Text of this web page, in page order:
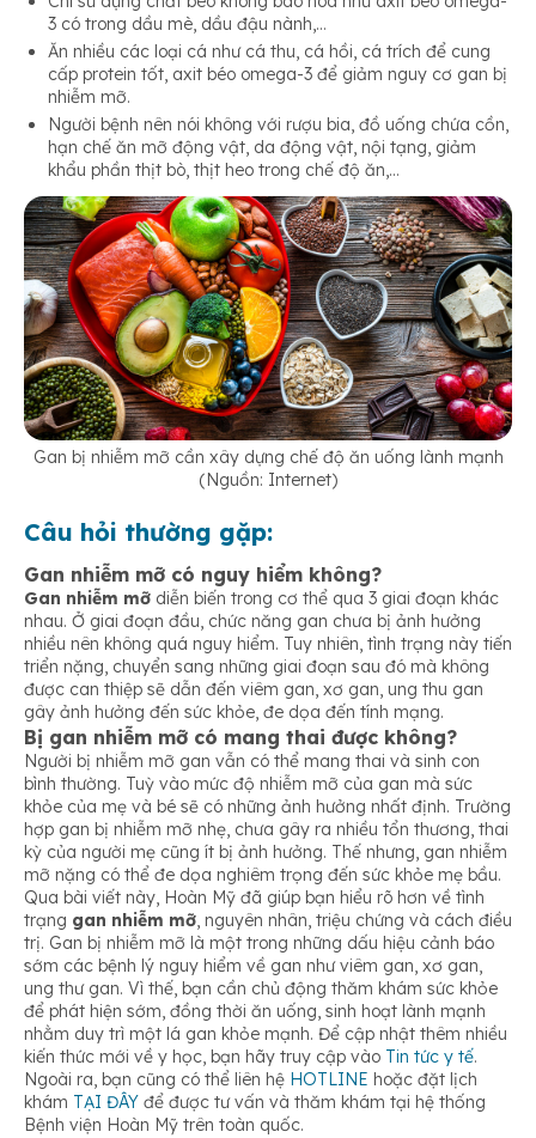
3 có trong dầu mè, dầu đậu nành,…
Ăn nhiều các loại cá như cá thu, cá hồi, cá trích để cung
cấp protein tốt, axit béo omega-3 để giảm nguy cơ gan bị
nhiễm mỡ.
Người bệnh nên nói không với rượu bia, đồ uống chứa cồn,
hạn chế ăn mỡ động vật, da động vật, nội tạng, giảm
khẩu phần thịt bò, thịt heo trong chế độ ăn,…
Gan bị nhiễm mỡ cần xây dựng chế độ ăn uống lành mạnh
(Nguồn: Internet)
Câu hỏi thường gặp:
Gan nhiễm mỡ có nguy hiểm không?
Gan nhiễm mỡ diễn biến trong cơ thể qua 3 giai đoạn khác
nhau. Ở giai đoạn đầu, chức năng gan chưa bị ảnh hưởng
nhiều nên không quá nguy hiểm. Tuy nhiên, tình trạng này tiến
triển nặng, chuyển sang những giai đoạn sau đó mà không
được can thiệp sẽ dẫn đến viêm gan, xơ gan, ung thu gan
gây ảnh hưởng đến sức khỏe, đe dọa đến tính mạng.
Bị gan nhiễm mỡ có mang thai được không?
Người bị nhiễm mỡ gan vẫn có thể mang thai và sinh con
bình thường. Tuỳ vào mức độ nhiễm mỡ của gan mà sức
khỏe của mẹ và bé sẽ có những ảnh hưởng nhất định. Trường
hợp gan bị nhiễm mỡ nhẹ, chưa gây ra nhiều tổn thương, thai
kỳ của người mẹ cũng ít bị ảnh hưởng. Thế nhưng, gan nhiễm
mỡ nặng có thể đe dọa nghiêm trọng đến sức khỏe mẹ bầu.
Qua bài viết này, Hoàn Mỹ đã giúp bạn hiểu rõ hơn về tình
trạng gan nhiễm mỡ, nguyên nhân, triệu chứng và cách điều
trị. Gan bị nhiễm mỡ là một trong những dấu hiệu cảnh báo
sớm các bệnh lý nguy hiểm về gan như viêm gan, xơ gan,
ung thư gan. Vì thế, bạn cần chủ động thăm khám sức khỏe
để phát hiện sớm, đồng thời ăn uống, sinh hoạt lành mạnh
nhằm duy trì một lá gan khỏe mạnh. Để cập nhật thêm nhiều
kiến thức mới về y học, bạn hãy truy cập vào Tin tức y tế.
Ngoài ra, bạn cũng có thể liên hệ HOTLINE hoặc đặt lịch
khám TẠI ĐÂY để được tư vấn và thăm khám tại hệ thống
Bệnh viện Hoàn Mỹ trên toàn quốc.